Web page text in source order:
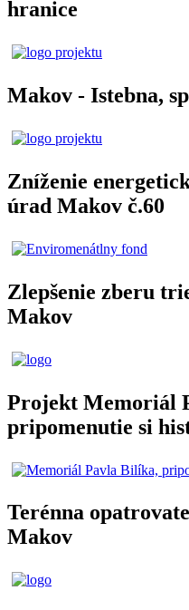
hranice
Makov - Istebna,
Zníženie
úrad Makov č.60
Zlepšenie zberu
Makov
Projekt Memoriál
pripomenutie si
Terénna
Makov